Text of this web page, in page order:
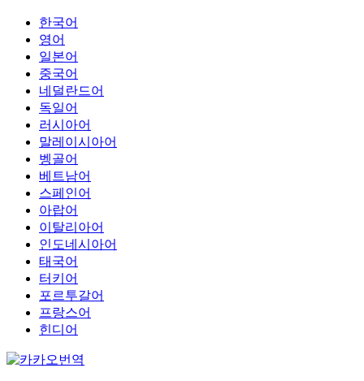
한국어
영어
일본어
중국어
네덜란드어
독일어
러시아어
말레이시아어
벵골어
베트남어
스페인어
아랍어
이탈리아어
인도네시아어
태국어
터키어
포르투갈어
프랑스어
힌디어